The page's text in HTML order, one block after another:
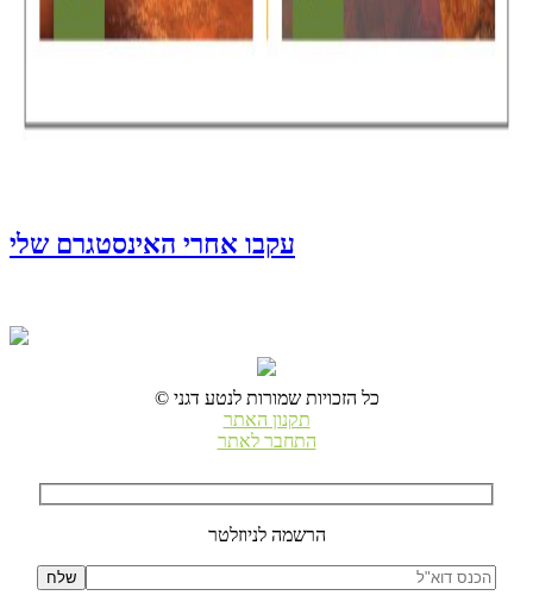
עקבו אחרי האינסטגרם שלי
© כל הזכויות שמורות לנטע דגני
תקנון האתר
התחבר לאתר
הרשמה לניוזלטר